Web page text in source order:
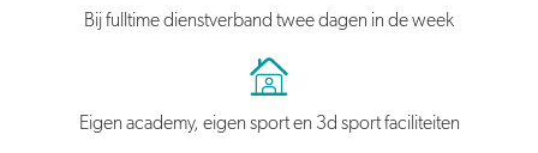
Bij fulltime dienstverband twee dagen in de week
Eigen academy, eigen sport en 3d sport faciliteiten